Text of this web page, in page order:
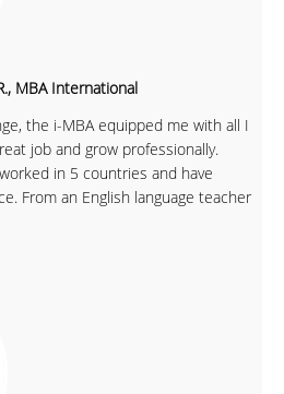
MBA International
the i-MBA equipped me with all I
job and grow professionally.
in 5 countries and have
From an English language teacher